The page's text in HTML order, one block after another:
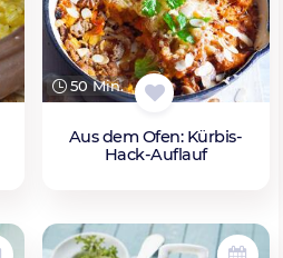
50 Min.
Aus dem Ofen: Kürbis-
Hack-Auflauf